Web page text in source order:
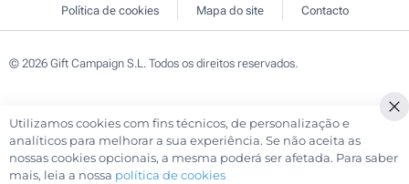
Política de cookies
Mapa do site Contacto
© 2026 Gift Campaign S.L. Todos os direitos reservados.
Utilizamos cookies com fins técnicos, de personalização e
analíticos para melhorar a sua experiência. Se não aceita as
nossas cookies opcionais, a mesma poderá ser afetada. Para saber
mais, leia a nossa política de cookies